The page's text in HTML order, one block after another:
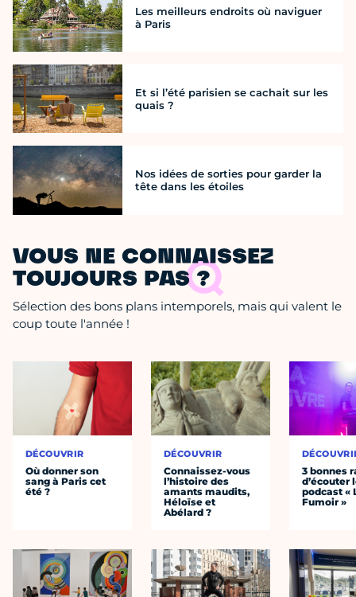
Les meilleurs endroits où naviguer
à Paris
Et si l’été parisien se cachait sur les
quais ?
Nos idées de sorties pour garder la
tête dans les étoiles
VOUS NE CONNAISSEZ
TOUJOURS PAS ?
Sélection des bons plans intemporels, mais qui valent le
coup toute l'année !
DÉCOUVRIR
Où donner son
sang à Paris cet
été ?
DÉCOUVRIR
Connaissez-vous
l’histoire des
amants maudits,
Héloïse et
Abélard ?
3 bonnes
d’écouter
podcast «
Fumoir »